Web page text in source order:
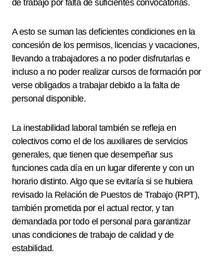
de trabajo por falta de suficientes convocatorias.
A esto se suman las deficientes condiciones en la
concesión de los permisos, licencias y vacaciones,
llevando a trabajadores a no poder disfrutarlas e
incluso a no poder realizar cursos de formación por
verse obligados a trabajar debido a la falta de
personal disponible.
La inestabilidad laboral también se refleja en
colectivos como el de los auxiliares de servicios
generales, que tienen que desempeñar sus
funciones cada día en un lugar diferente y con un
horario distinto. Algo que se evitaría si se hubiera
revisado la Relación de Puestos de Trabajo (RPT),
también prometida por el actual rector, y tan
demandada por todo el personal para garantizar
unas condiciones de trabajo de calidad y de
estabilidad.